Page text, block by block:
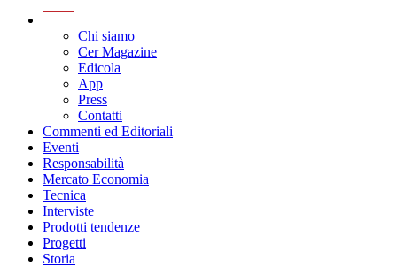
Chi siamo
Cer Magazine
Edicola
App
Press
Contatti
Commenti ed Editoriali
Eventi
Responsabilità
Mercato Economia
Tecnica
Interviste
Prodotti tendenze
Progetti
Storia